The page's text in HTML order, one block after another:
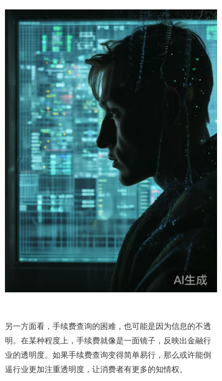
另一方面看，手续费查询的困难，也可能是因为信息的不透
明。在某种程度上，手续费就像是一面镜子，反映出金融行
业的透明度。如果手续费查询变得简单易行，那么或许能倒
逼行业更加注重透明度，让消费者有更多的知情权。